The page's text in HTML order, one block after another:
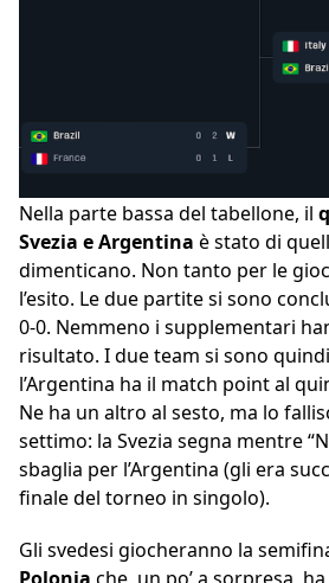
Nella parte bassa del tabellone, il
Svezia e Argentina è stato di
dimenticano. Non tanto per le
l’esito. Le due partite si sono
0-0. Nemmeno i supplementari
risultato. I due team si sono
l’Argentina ha il match point al
Ne ha un altro al sesto, ma lo
settimo: la Svezia segna mentre
sbaglia per l’Argentina (gli era
finale del torneo in singolo).
Gli svedesi giocheranno la
Polonia che, un po’ a sorpresa,